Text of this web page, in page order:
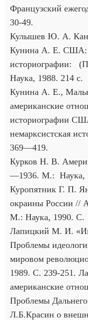
Французский
30-49.
Кулышев Ю. А.
Кунина А. Е. США:
историографии:
Наука, 1988. 214 с.
Кунина А. Е.,
американские
историографии
немарксистская
369—419.
Курков Н. В.
—1936. М.: Наука,
Куропятник Г. П.
окраины России //
М.: Наука, 1990. С.
Лапицкий М. И.
Проблемы
мировом
1989. С. 239-251.
американские
Проблемы
Л.Б.Красин о